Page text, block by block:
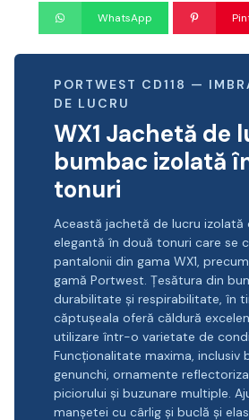
WhatsApp
PORTWEST CD118 —
DE LUCRU
WX1 Jachetă de
bumbac izolată
tonuri
Această jachetă de lucru izolată
elegantă în două tonuri care se
pantalonii din gama WX1,
gamă Portwest. Țesătura din
durabilitate și respirabilitate, în
căptușeala oferă căldură
utilizare într-o varietate de
Funcționalitate maxima, inclusiv
genunchi, ornamente
piciorului și buzunare multiple.
manșetei cu cârlig și buclă și